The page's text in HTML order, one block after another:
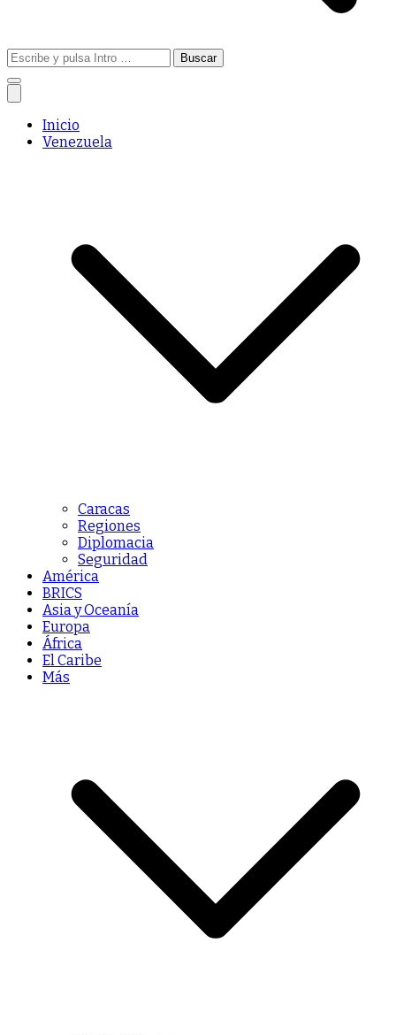
Buscar:
Inicio
Venezuela
Caracas
Regiones
Diplomacia
Seguridad
América
BRICS
Asia y Oceanía
Europa
África
El Caribe
Más